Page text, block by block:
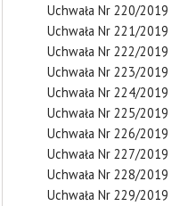
Uchwała Nr 220/2019
Uchwała Nr 221/2019
Uchwała Nr 222/2019
Uchwała Nr 223/2019
Uchwała Nr 224/2019
Uchwała Nr 225/2019
Uchwała Nr 226/2019
Uchwała Nr 227/2019
Uchwała Nr 228/2019
Uchwała Nr 229/2019